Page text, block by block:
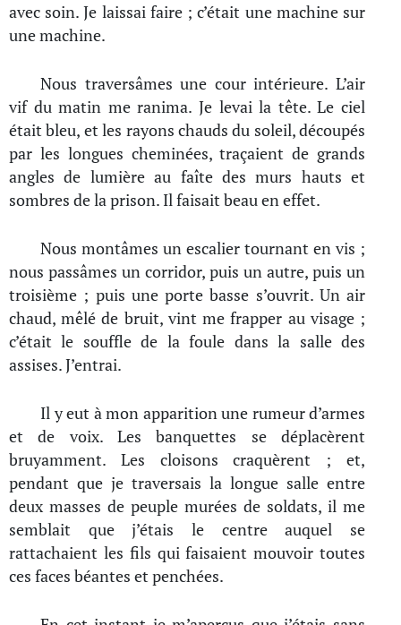
avec soin. Je laissai faire ; c’était une machine sur
une machine.
Nous traversâmes une cour intérieure. L’air
vif du matin me ranima. Je levai la tête. Le ciel
était bleu, et les rayons chauds du soleil, découpés
par les longues cheminées, traçaient de grands
angles de lumière au faîte des murs hauts et
sombres de la prison. Il faisait beau en effet.
Nous montâmes un escalier tournant en vis ;
nous passâmes un corridor, puis un autre, puis un
troisième ; puis une porte basse s’ouvrit. Un air
chaud, mêlé de bruit, vint me frapper au visage ;
c’était le souffle de la foule dans la salle des
assises. J’entrai.
Il y eut à mon apparition une rumeur d’armes
et de voix. Les banquettes se déplacèrent
bruyamment. Les cloisons craquèrent ; et,
pendant que je traversais la longue salle entre
deux masses de peuple murées de soldats, il me
semblait que j’étais le centre auquel se
rattachaient les fils qui faisaient mouvoir toutes
ces faces béantes et penchées.